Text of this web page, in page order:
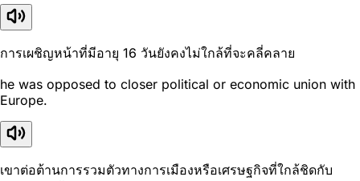
การเผชิญหน้าที่มีอายุ 16 วันยังคงไม่ใกล้ที่จะคลี่คลาย
he was opposed to closer political or economic union with
Europe.
เขาต่อต้านการรวมตัวทางการเมืองหรือเศรษฐกิจที่ใกล้ชิดกับ